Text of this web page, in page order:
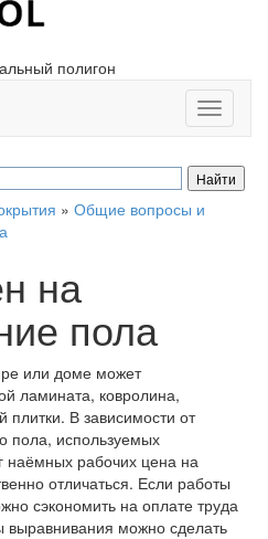
полигон
Toggle
» Общие вопросы и
на
пола
или доме может
ламината, ковролина,
В зависимости от
пола, используемых
наёмных рабочих цена на
отличаться. Если работы
сэкономить на оплате труда
выравнивания можно сделать